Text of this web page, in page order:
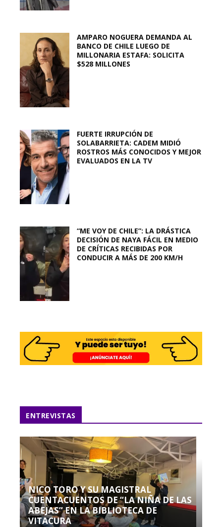
AMPARO NOGUERA DEMANDA AL
BANCO DE CHILE LUEGO DE
MILLONARIA ESTAFA: SOLICITA
$528 MILLONES
FUERTE IRRUPCIÓN DE
SOLABARRIETA: CADEM MIDIÓ
ROSTROS MÁS CONOCIDOS Y MEJOR
EVALUADOS EN LA TV
“ME VOY DE CHILE”: LA DRÁSTICA
DECISIÓN DE NAYA FÁCIL EN MEDIO
DE CRÍTICAS RECIBIDAS POR
CONDUCIR A MÁS DE 200 KM/H
ENTREVISTAS
NICO TORO Y SU MAGISTRAL
CUENTACUENTOS DE “LA NIÑA DE LAS
ABEJAS” EN LA BIBLIOTECA DE
VITACURA